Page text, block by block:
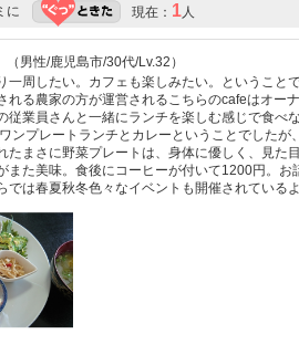
に 現在： 1人
（男性/鹿児島市/30代/Lv.32）
一周したい。カフェも楽しみたい。ということ
れる農家の方が運営されるこちらのcafeはオー
従業員さんと一緒にランチを楽しむ感じで食
ンプレートランチとカレーということでした
たまさに野菜プレートは、身体に優しく、見た
また美味。食後にコーヒーが付いて1200円。
では春夏秋冬色々なイベントも開催されている